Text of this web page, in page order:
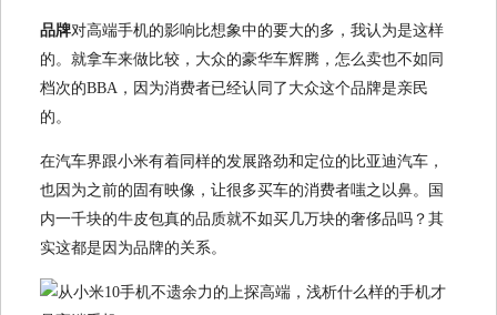
品牌对高端手机的影响比想象中的要大的多，我认为是这样
的。就拿车来做比较，大众的豪华车辉腾，怎么卖也不如同
档次的BBA，因为消费者已经认同了大众这个品牌是亲民
的。
在汽车界跟小米有着同样的发展路劲和定位的比亚迪汽车，
也因为之前的固有映像，让很多买车的消费者嗤之以鼻。国
内一千块的牛皮包真的品质就不如买几万块的奢侈品吗？其
实这都是因为品牌的关系。